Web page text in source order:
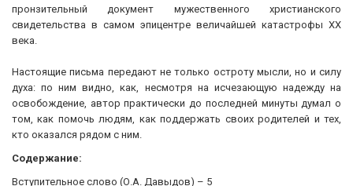
пронзительный документ мужественного христианского
свидетельства в самом эпицентре величайшей катастрофы XX
века.
Настоящие письма передают не только остроту мысли, но и силу
духа: по ним видно, как, несмотря на исчезающую надежду на
освобождение, автор практически до последней минуты думал о
том, как помочь людям, как поддержать своих родителей и тех,
кто оказался рядом с ним.
Содержание:
Вступительное слово (О.А. Давыдов) – 5